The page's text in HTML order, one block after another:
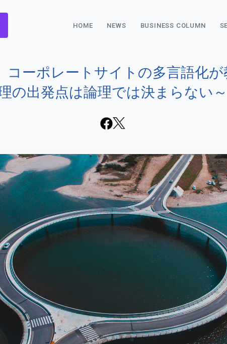
HOME NEWS BUSINESS COLUMN
ーポレートサイトの多言語化
の出発点は論理では決まらない～